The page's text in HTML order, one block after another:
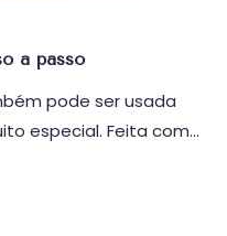
a passo
pode ser usada
especial. Feita com…